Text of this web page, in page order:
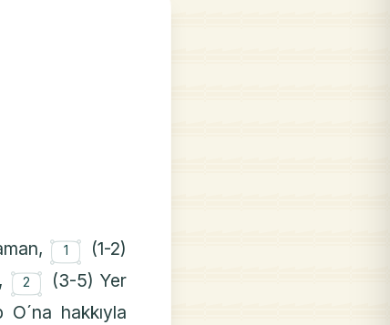
۝
1
(1-2)
۝
2
(3-5) Yer
hakkıyla